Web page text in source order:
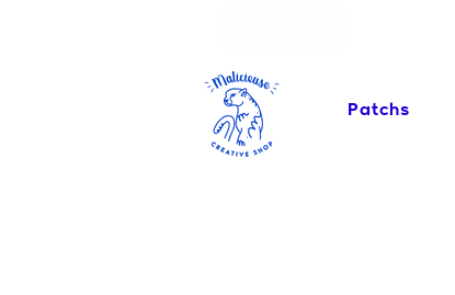
Patchs